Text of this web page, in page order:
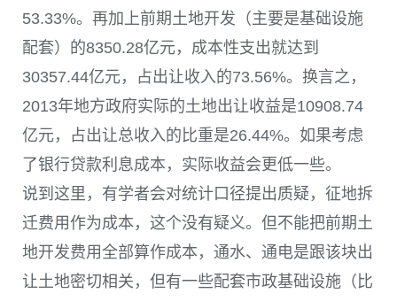
53.33%。再加上前期土地开发（主要是基础设施
配套）的8350.28亿元，成本性支出就达到
30357.44亿元，占出让收入的73.56%。换言之，
2013年地方政府实际的土地出让收益是10908.74
亿元，占出让总收入的比重是26.44%。如果考虑
了银行贷款利息成本，实际收益会更低一些。
说到这里，有学者会对统计口径提出质疑，征地拆
迁费用作为成本，这个没有疑义。但不能把前期土
地开发费用全部算作成本，通水、通电是跟该块出
让土地密切相关，但有一些配套市政基础设施（比